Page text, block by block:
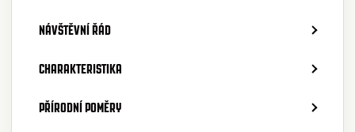
NÁVŠTĚVNÍ ŘÁD
CHARAKTERISTIKA
PŘÍRODNÍ POMĚRY